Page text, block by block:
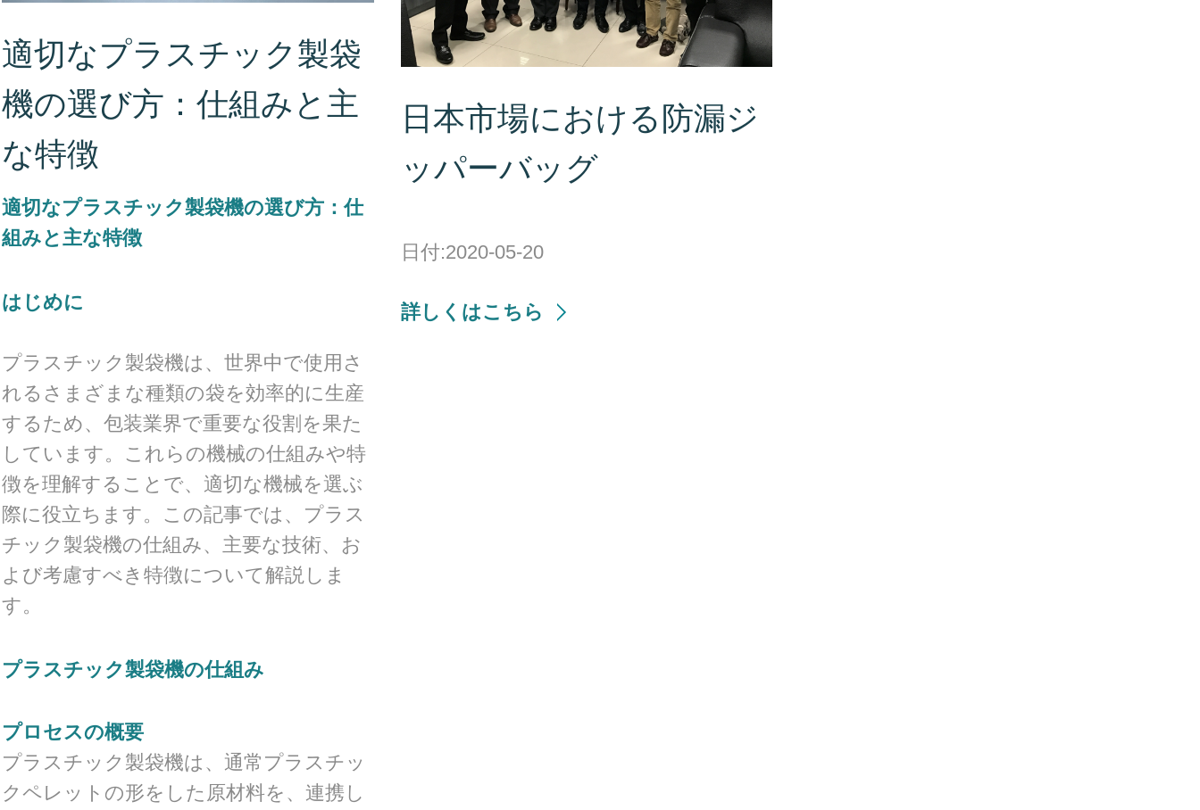
適切なプラスチック製袋
機の選び方：仕組みと主
な特徴
適切なプラスチック製袋機の選び方：仕
組みと主な特徴
はじめに
プラスチック製袋機は、世界中で使用さ
れるさまざまな種類の袋を効率的に生産
するため、包装業界で重要な役割を果た
しています。これらの機械の仕組みや特
徴を理解することで、適切な機械を選ぶ
際に役立ちます。この記事では、プラス
チック製袋機の仕組み、主要な技術、お
よび考慮すべき特徴について解説しま
す。
プラスチック製袋機の仕組み
プロセスの概要
プラスチック製袋機は、通常プラスチッ
クペレットの形をした原材料を、連携し
日本市場における防漏ジ
ッパーバッグ
日付:2020-05-20
詳しくはこちら